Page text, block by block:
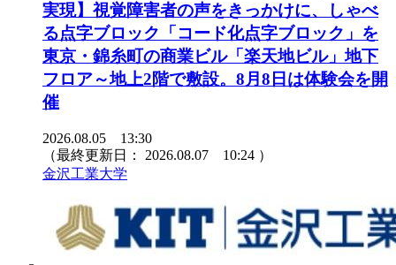
実現】視覚障害者の声をきっかけに、しゃべ
る点字ブロック「コード化点字ブロック」を
東京・錦糸町の商業ビル「楽天地ビル」地下
フロア～地上2階で敷設。8月8日は体験会を開
催
2026.08.05 13:30
（最終更新日： 2026.08.07 10:24 ）
金沢工業大学